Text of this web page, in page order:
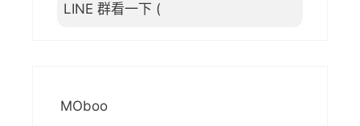
LINE 群看一下 (
MOboo